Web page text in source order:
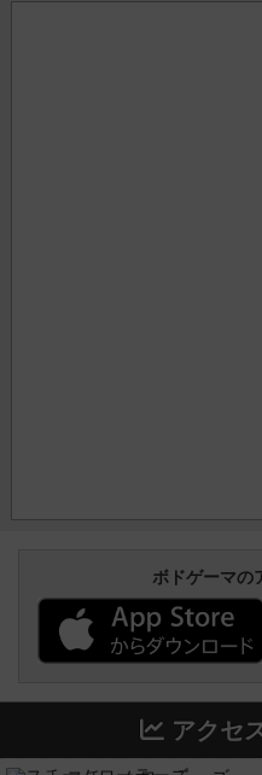
ボドゲーマの
アクセ